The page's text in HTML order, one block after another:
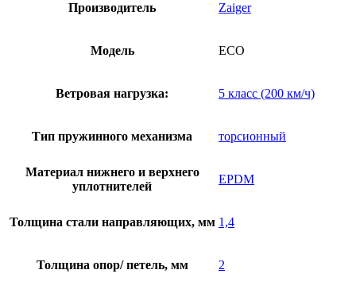
Производитель Zaiger
Модель ECO
Ветровая нагрузка: 5 класс (200 км/ч)
Тип пружинного механизма торсионный
Материал нижнего и верхнего
уплотнителей
EPDM
Толщина стали направляющих, мм 1,4
Толщина опор/ петель, мм 2